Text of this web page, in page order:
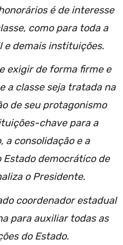
é de interesse
como para toda a
e demais instituições.
exigir de forma firme e
a classe seja tratada na
de seu protagonismo
chave para a
a consolidação e a
Estado democrático de
o Presidente.
coordenador estadual
para auxiliar todas as
do Estado.